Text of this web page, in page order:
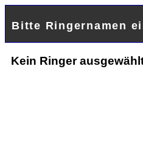
Bitte Ringernamen
Kein Ringer